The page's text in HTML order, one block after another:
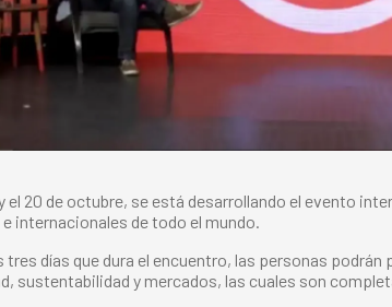
el 20 de octubre, se está desarrollando el evento
internacionales de todo el mundo.
tres días que dura el encuentro, las personas
sustentabilidad y mercados, las cuales son